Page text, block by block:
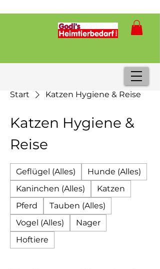
Start Katzen Hygiene & Reise
Katzen Hygiene &
Reise
Geflügel (Alles)
Hunde (Alles)
Kaninchen (Alles)
Katzen
Pferd
Tauben (Alles)
Vogel (Alles)
Nager
Hoftiere